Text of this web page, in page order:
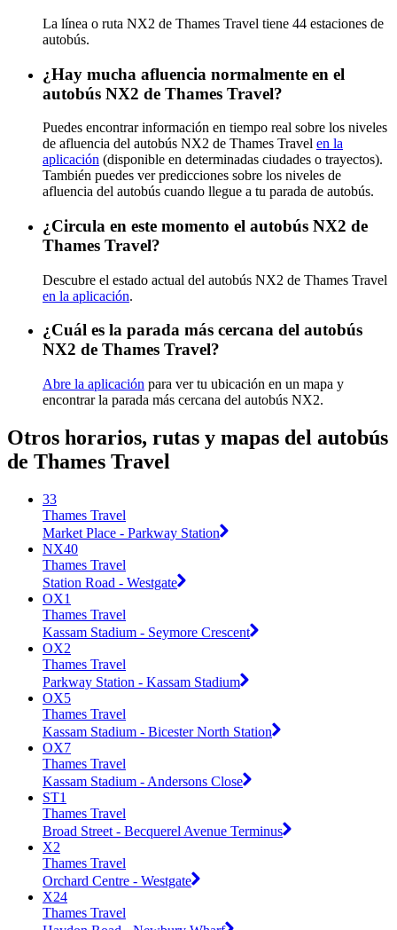
La línea o ruta NX2 de Thames Travel tiene 44 estaciones de
autobús.
¿Hay mucha afluencia normalmente en el
autobús NX2 de Thames Travel?
Puedes encontrar información en tiempo real sobre los niveles
de afluencia del autobús NX2 de Thames Travel en la
aplicación (disponible en determinadas ciudades o trayectos).
También puedes ver predicciones sobre los niveles de
afluencia del autobús cuando llegue a tu parada de autobús.
¿Circula en este momento el autobús NX2 de
Thames Travel?
Descubre el estado actual del autobús NX2 de Thames Travel
en la aplicación.
¿Cuál es la parada más cercana del autobús
NX2 de Thames Travel?
Abre la aplicación para ver tu ubicación en un mapa y
encontrar la parada más cercana del autobús NX2.
Otros horarios, rutas y mapas del autobús
de Thames Travel
33
Thames Travel
Market Place - Parkway Station
NX40
Thames Travel
Station Road - Westgate
OX1
Thames Travel
Kassam Stadium - Seymore Crescent
OX2
Thames Travel
Parkway Station - Kassam Stadium
OX5
Thames Travel
Kassam Stadium - Bicester North Station
OX7
Thames Travel
Kassam Stadium - Andersons Close
ST1
Thames Travel
Broad Street - Becquerel Avenue Terminus
X2
Thames Travel
Orchard Centre - Westgate
X24
Thames Travel